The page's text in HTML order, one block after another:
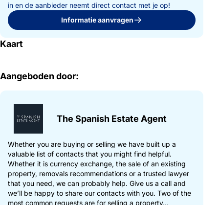
in en de aanbieder neemt direct contact met je op!
Informatie aanvragen
Kaart
Aangeboden door:
The Spanish Estate Agent
Whether you are buying or selling we have built up a
valuable list of contacts that you might find helpful.
Whether it is currency exchange, the sale of an existing
property, removals recommendations or a trusted lawyer
that you need, we can probably help. Give us a call and
we’ll be happy to share our contacts with you. Two of the
most common requests are for selling a property...